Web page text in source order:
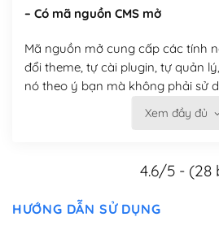
– Có mã nguồn CMS mở
Mã nguồn mở cung cấp các tính
đổi theme, tự cài plugin, tự quản
nó theo ý bạn mà không phải sử
Xem đầy đủ
4.6/5 - (28
HƯỚNG DẪN SỬ DỤNG